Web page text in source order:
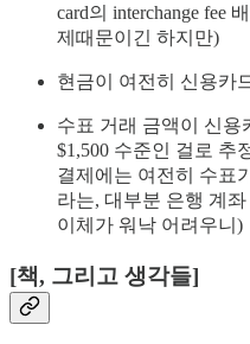
card의 interchange fee
제때문이긴 하지만)
현금이 여전히 신용카
수표 거래 금액이 신용
$1,500 수준인 걸로 추
결제에는 여전히 수표
라는, 대부분 은행 계
이체가 워낙 어려우니)
[책, 그리고 생각들]